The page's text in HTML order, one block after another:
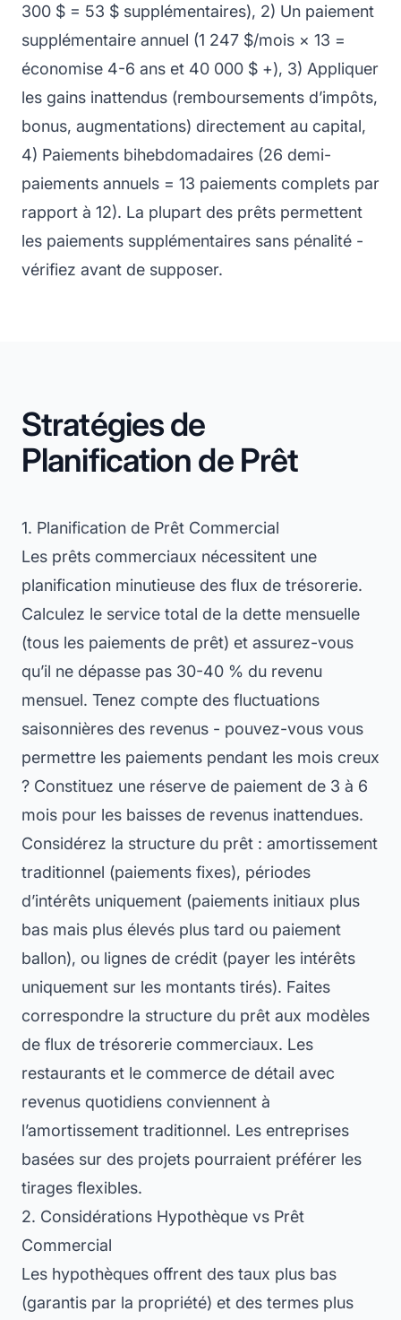
300 $ = 53 $ supplémentaires), 2) Un paiement
supplémentaire annuel (1 247 $/mois × 13 =
économise 4-6 ans et 40 000 $ +), 3) Appliquer
les gains inattendus (remboursements d’impôts,
bonus, augmentations) directement au capital,
4) Paiements bihebdomadaires (26 demi-
paiements annuels = 13 paiements complets par
rapport à 12). La plupart des prêts permettent
les paiements supplémentaires sans pénalité -
vérifiez avant de supposer.
Stratégies de
Planification de Prêt
1. Planification de Prêt Commercial
Les prêts commerciaux nécessitent une
planification minutieuse des flux de trésorerie.
Calculez le service total de la dette mensuelle
(tous les paiements de prêt) et assurez-vous
qu’il ne dépasse pas 30-40 % du revenu
mensuel. Tenez compte des fluctuations
saisonnières des revenus - pouvez-vous vous
permettre les paiements pendant les mois creux
? Constituez une réserve de paiement de 3 à 6
mois pour les baisses de revenus inattendues.
Considérez la structure du prêt : amortissement
traditionnel (paiements fixes), périodes
d’intérêts uniquement (paiements initiaux plus
bas mais plus élevés plus tard ou paiement
ballon), ou lignes de crédit (payer les intérêts
uniquement sur les montants tirés). Faites
correspondre la structure du prêt aux modèles
de flux de trésorerie commerciaux. Les
restaurants et le commerce de détail avec
revenus quotidiens conviennent à
l’amortissement traditionnel. Les entreprises
basées sur des projets pourraient préférer les
tirages flexibles.
2. Considérations Hypothèque vs Prêt
Commercial
Les hypothèques offrent des taux plus bas
(garantis par la propriété) et des termes plus